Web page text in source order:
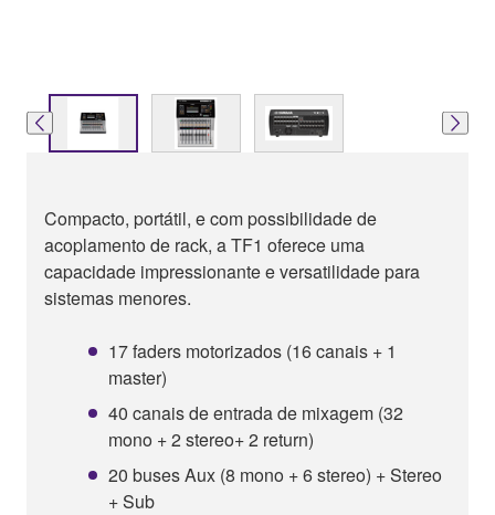
Compacto, portátil, e com possibilidade de
acoplamento de rack, a TF1 oferece uma
capacidade impressionante e versatilidade para
sistemas menores.
17 faders motorizados (16 canais + 1
master)
40 canais de entrada de mixagem (32
mono + 2 stereo+ 2 return)
20 buses Aux (8 mono + 6 stereo) + Stereo
+ Sub